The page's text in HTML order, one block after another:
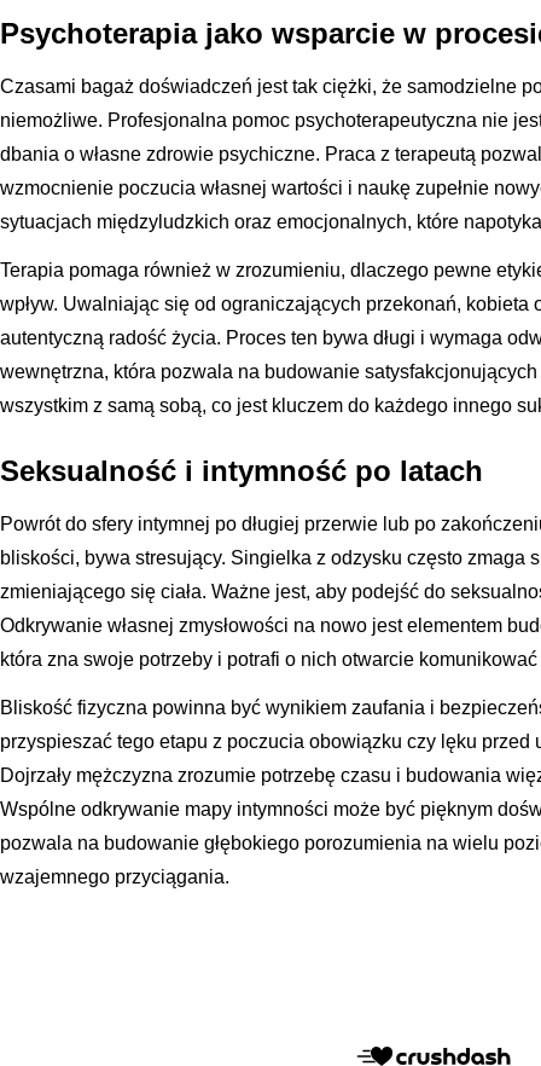
Psychoterapia jako wsparcie w
Czasami bagaż doświadczeń jest tak ciężki, że samodzielne
niemożliwe. Profesjonalna pomoc psychoterapeutyczna nie
dbania o własne zdrowie psychiczne. Praca z terapeutą
wzmocnienie poczucia własnej wartości i naukę zupełnie
sytuacjach międzyludzkich oraz emocjonalnych, które
Terapia pomaga również w zrozumieniu, dlaczego pewne
wpływ. Uwalniając się od ograniczających przekonań, kobieta
autentyczną radość życia. Proces ten bywa długi i wymaga
wewnętrzna, która pozwala na budowanie
wszystkim z samą sobą, co jest kluczem do każdego innego
Seksualność i intymność po latach
Powrót do sfery intymnej po długiej przerwie lub po
bliskości, bywa stresujący. Singielka z odzysku często zmaga
zmieniającego się ciała. Ważne jest, aby podejść do
Odkrywanie własnej zmysłowości na nowo jest elementem
która zna swoje potrzeby i potrafi o nich otwarcie
Bliskość fizyczna powinna być wynikiem zaufania i
przyspieszać tego etapu z poczucia obowiązku czy lęku przed
Dojrzały mężczyzna zrozumie potrzebę czasu i budowania
Wspólne odkrywanie mapy intymności może być pięknym
pozwala na budowanie głębokiego porozumienia na wielu
wzajemnego przyciągania.